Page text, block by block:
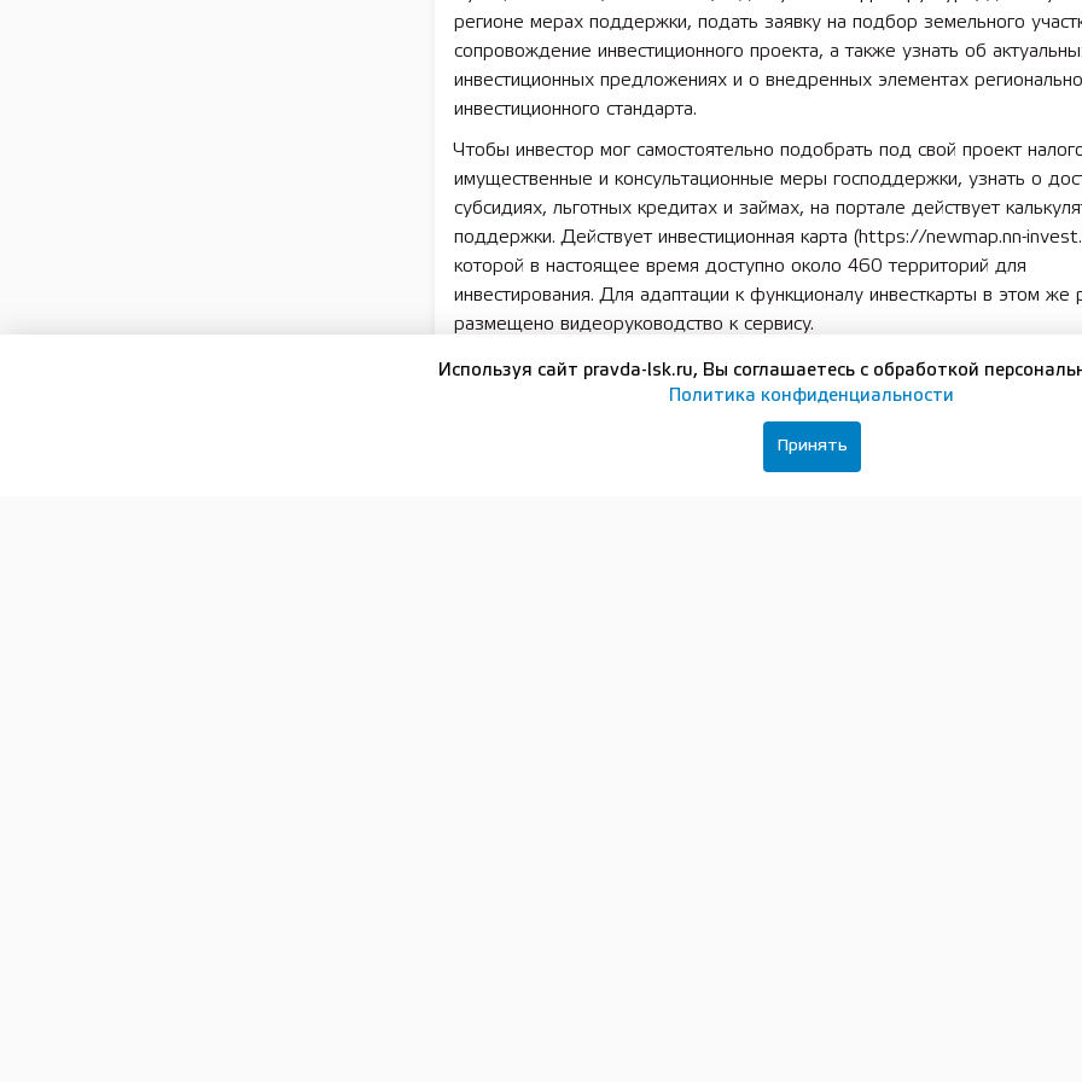
регионе мерах поддержки, подать заявку на подбор земельного
сопровождение инвестиционного проекта, а также узнать об
инвестиционных предложениях и о внедренных элементах
инвестиционного стандарта.
Чтобы инвестор мог самостоятельно подобрать под свой проект
имущественные и консультационные меры господдержки, узнать о
субсидиях, льготных кредитах и займах, на портале действует
поддержки. Действует инвестиционная карта (https://newmap.nn-
которой в настоящее время доступно около 460 территорий для
инвестирования. Для адаптации к функционалу инвесткарты в этом же
размещено видеоруководство к сервису.
Также на инвестиционном портале доступен опросный модуль: https://
invest.ru/surveys. С его помощью предприниматели могут оценить
институтов для бизнеса, состояние инфраструктуры и то, как
поддержка субъектам малого и среднего предпринимательства.
Используя сайт pravda-lsk.ru, Вы соглашаетесь с обработкой
Политика конфиденциальности
Принять